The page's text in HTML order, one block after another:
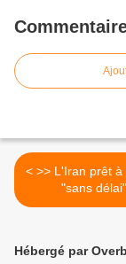
< >> L'Iran prêt à reprendre
"sans
négociations
Hébergé par